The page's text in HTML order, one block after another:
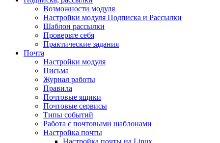
Возможности модуля
Настройки модуля Подписка и Рассылки
Шаблон рассылки
Проверьте себя
Практические задания
Почта
Настройки модуля
Письма
Журнал работы
Правила
Почтовые ящики
Почтовые сервисы
Типы событий
Работа с почтовыми шаблонами
Настройка почты
Настройка почты на Linux